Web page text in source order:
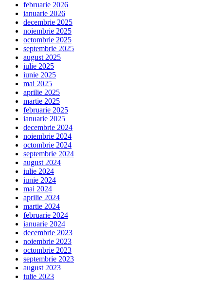
februarie 2026
ianuarie 2026
decembrie 2025
noiembrie 2025
octombrie 2025
septembrie 2025
august 2025
iulie 2025
iunie 2025
mai 2025
aprilie 2025
martie 2025
februarie 2025
ianuarie 2025
decembrie 2024
noiembrie 2024
octombrie 2024
septembrie 2024
august 2024
iulie 2024
iunie 2024
mai 2024
aprilie 2024
martie 2024
februarie 2024
ianuarie 2024
decembrie 2023
noiembrie 2023
octombrie 2023
septembrie 2023
august 2023
iulie 2023